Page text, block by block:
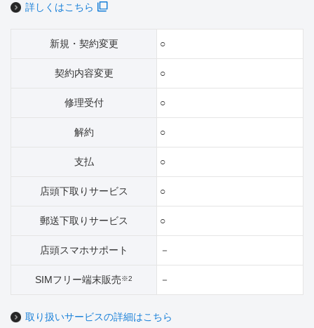
詳しくはこちら
新規・契約変更 ○
契約内容変更 ○
修理受付 ○
解約 ○
支払 ○
店頭下取りサービス ○
郵送下取りサービス ○
店頭スマホサポート －
SIMフリー端末販売※2 －
取り扱いサービスの詳細はこちら